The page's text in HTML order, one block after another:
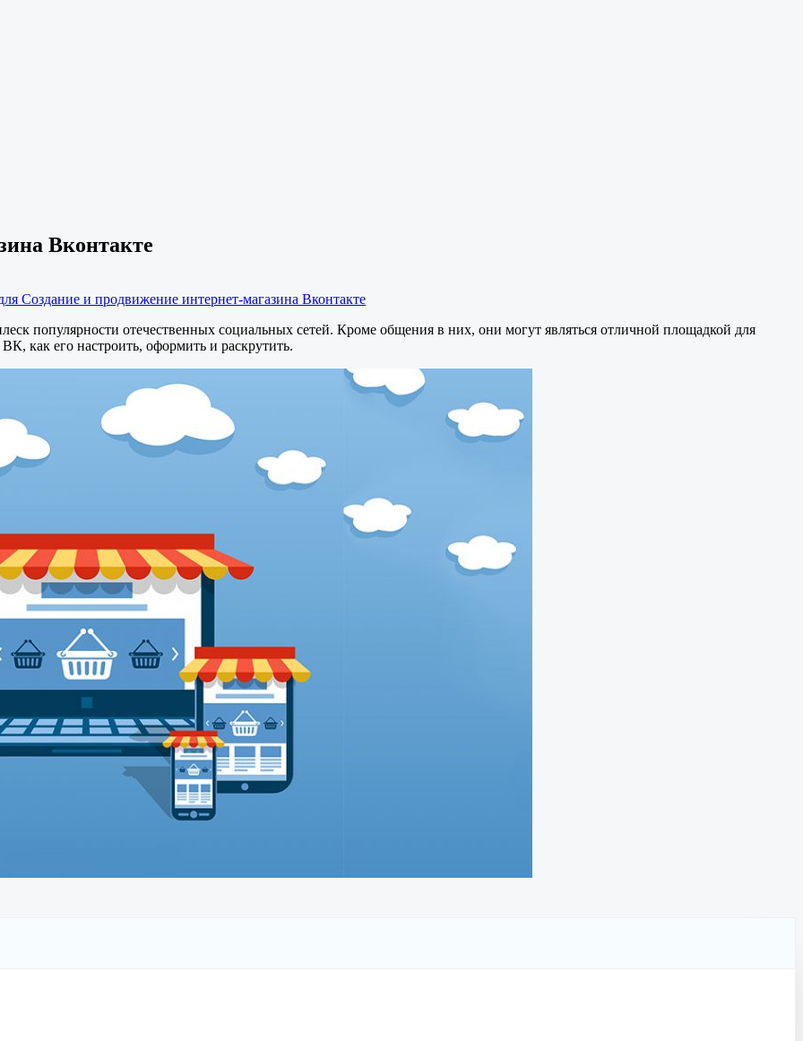
Вконтакте
Создание и продвижение интернет-магазина Вконтакте
популярности отечественных социальных сетей. Кроме общения в них, они могут являться отличной площадкой для
как его настроить, оформить и раскрутить.